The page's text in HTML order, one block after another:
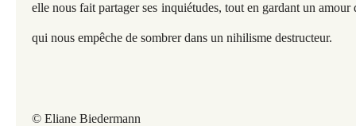
elle nous fait partager ses inquiétudes, tout en gardant un amour
qui nous empêche de sombrer dans un nihilisme destructeur.
© Eliane Biedermann